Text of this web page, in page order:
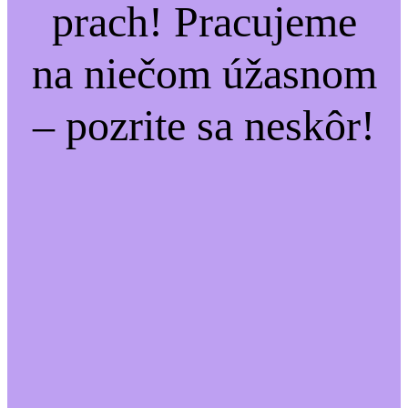
prach! Pracujeme
na niečom úžasnom
– pozrite sa neskôr!